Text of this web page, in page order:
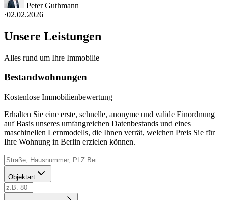
Peter Guthmann
·02.02.2026
Unsere Leistungen
Alles rund um Ihre Immobilie
Bestandwohnungen
Kostenlose Immobilienbewertung
Erhalten Sie eine erste, schnelle, anonyme und valide Einordnung
auf Basis unseres umfangreichen Datenbestands und eines
maschinellen Lernmodells, die Ihnen verrät, welchen Preis Sie für
Ihre Wohnung in Berlin erzielen können.
Objektart